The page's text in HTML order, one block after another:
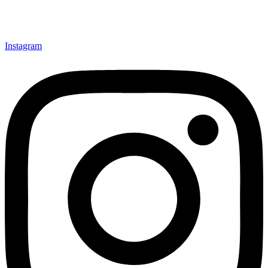
Instagram